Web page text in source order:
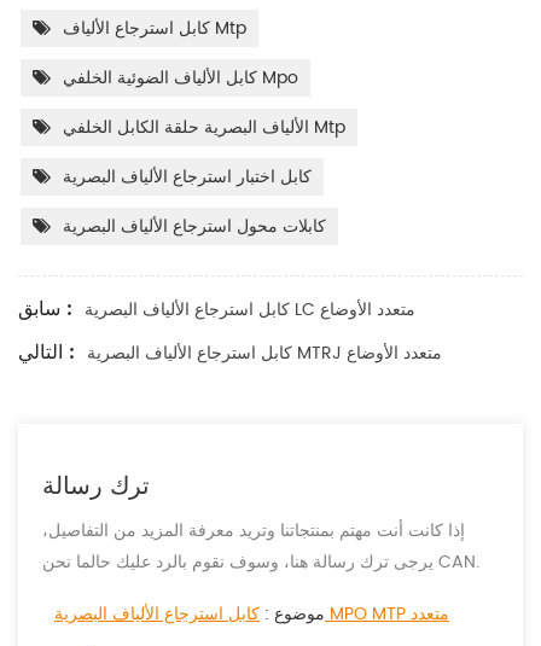
كابل استرجاع الألياف Mtp
كابل الألياف الضوئية الخلفي Mpo
الألياف البصرية حلقة الكابل الخلفي Mtp
كابل اختبار استرجاع الألياف البصرية
كابلات محول استرجاع الألياف البصرية
سابق : كابل استرجاع الألياف البصرية LC متعدد الأوضاع
التالي : كابل استرجاع الألياف البصرية MTRJ متعدد الأوضاع
ترك رسالة
إذا كانت أنت مهتم بمنتجاتنا وتريد معرفة المزيد من التفاصيل،
يرجى ترك رسالة هنا، وسوف نقوم بالرد عليك حالما نحن CAN.
موضوع : كابل استرجاع الألياف البصرية MPO MTP متعدد